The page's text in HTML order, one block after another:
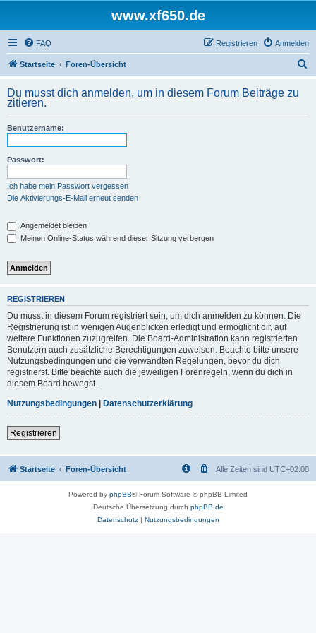
www.xf650.de
FAQ Anmelden
Registrieren
Startseite Foren-Übersicht
h
Du musst dich anmelden, um in diesem Forum Beiträge zu
zitieren.
Benutzername:
Passwort:
Ich habe mein Passwort vergessen
Die Aktivierungs-E-Mail erneut senden
Angemeldet bleiben
Meinen Online-Status während dieser Sitzung verbergen
REGISTRIEREN
Du musst in diesem Forum registriert sein, um dich anmelden zu können. Die
Registrierung ist in wenigen Augenblicken erledigt und ermöglicht dir, auf
weitere Funktionen zuzugreifen. Die Board-Administration kann registrierten
Benutzern auch zusätzliche Berechtigungen zuweisen. Beachte bitte unsere
Nutzungsbedingungen und die verwandten Regelungen, bevor du dich
registrierst. Bitte beachte auch die jeweiligen Forenregeln, wenn du dich in
diesem Board bewegst.
Nutzungsbedingungen | Datenschutzerklärung
Registrieren
Startseite Foren-Übersicht Alle Zeiten sind UTC+02:00
Powered by phpBB® Forum Software © phpBB Limited
Deutsche Übersetzung durch phpBB.de
Datenschutz| Nutzungsbedingungen